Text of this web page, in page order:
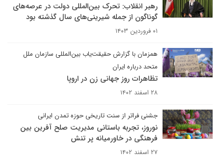
رهبر انقلاب: تحرک بین‌المللی دولت در عرصه‌های
گوناگون از جمله شیرینی‌های سال گذشته بود
۰۱ فروردین ۱۴۰۳
همزمان با گزارش حقیقت‌یاب بین‌المللی سازمان ملل
متحد درباره ایران
تظاهرات روز جهانی زن در اروپا
۲۸ اسفند ۱۴۰۲
جشنی فراتر از سنت تاریخی حوزه تمدن ایرانی
نوروز، تجربه‌ باستانی مدیریت صلح آفرین بین
فرهنگی در خاورمیانه پر تنش
۲۷ اسفند ۱۴۰۲